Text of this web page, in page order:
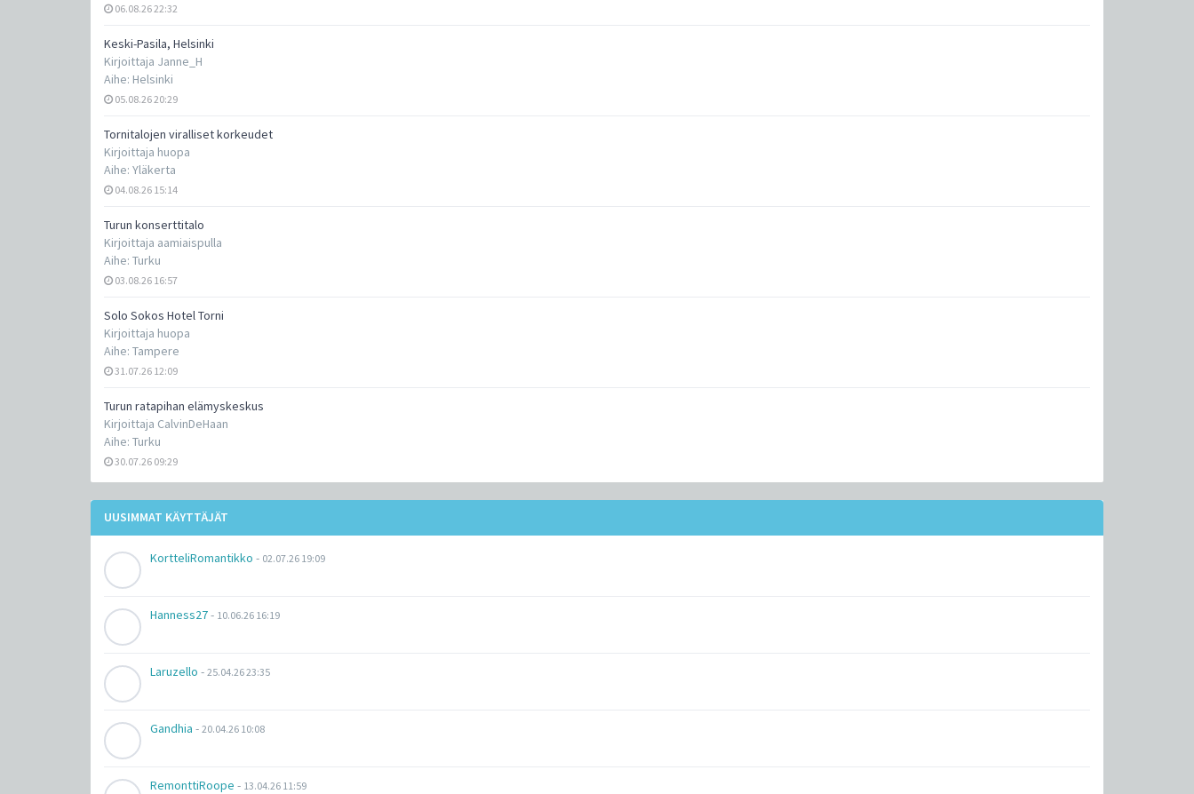
06.08.26 22:32
Keski-Pasila, Helsinki
Kirjoittaja Janne_H
Aihe: Helsinki
05.08.26 20:29
Tornitalojen viralliset korkeudet
Kirjoittaja huopa
Aihe: Yläkerta
04.08.26 15:14
Turun konserttitalo
Kirjoittaja aamiaispulla
Aihe: Turku
03.08.26 16:57
Solo Sokos Hotel Torni
Kirjoittaja huopa
Aihe: Tampere
31.07.26 12:09
Turun ratapihan elämyskeskus
Kirjoittaja CalvinDeHaan
Aihe: Turku
30.07.26 09:29
UUSIMMAT KÄYTTÄJÄT
KortteliRomantikko - 02.07.26 19:09
Hanness27- 10.06.26 16:19
Laruzello - 25.04.26 23:35
Gandhia - 20.04.26 10:08
RemonttiRoope - 13.04.26 11:59